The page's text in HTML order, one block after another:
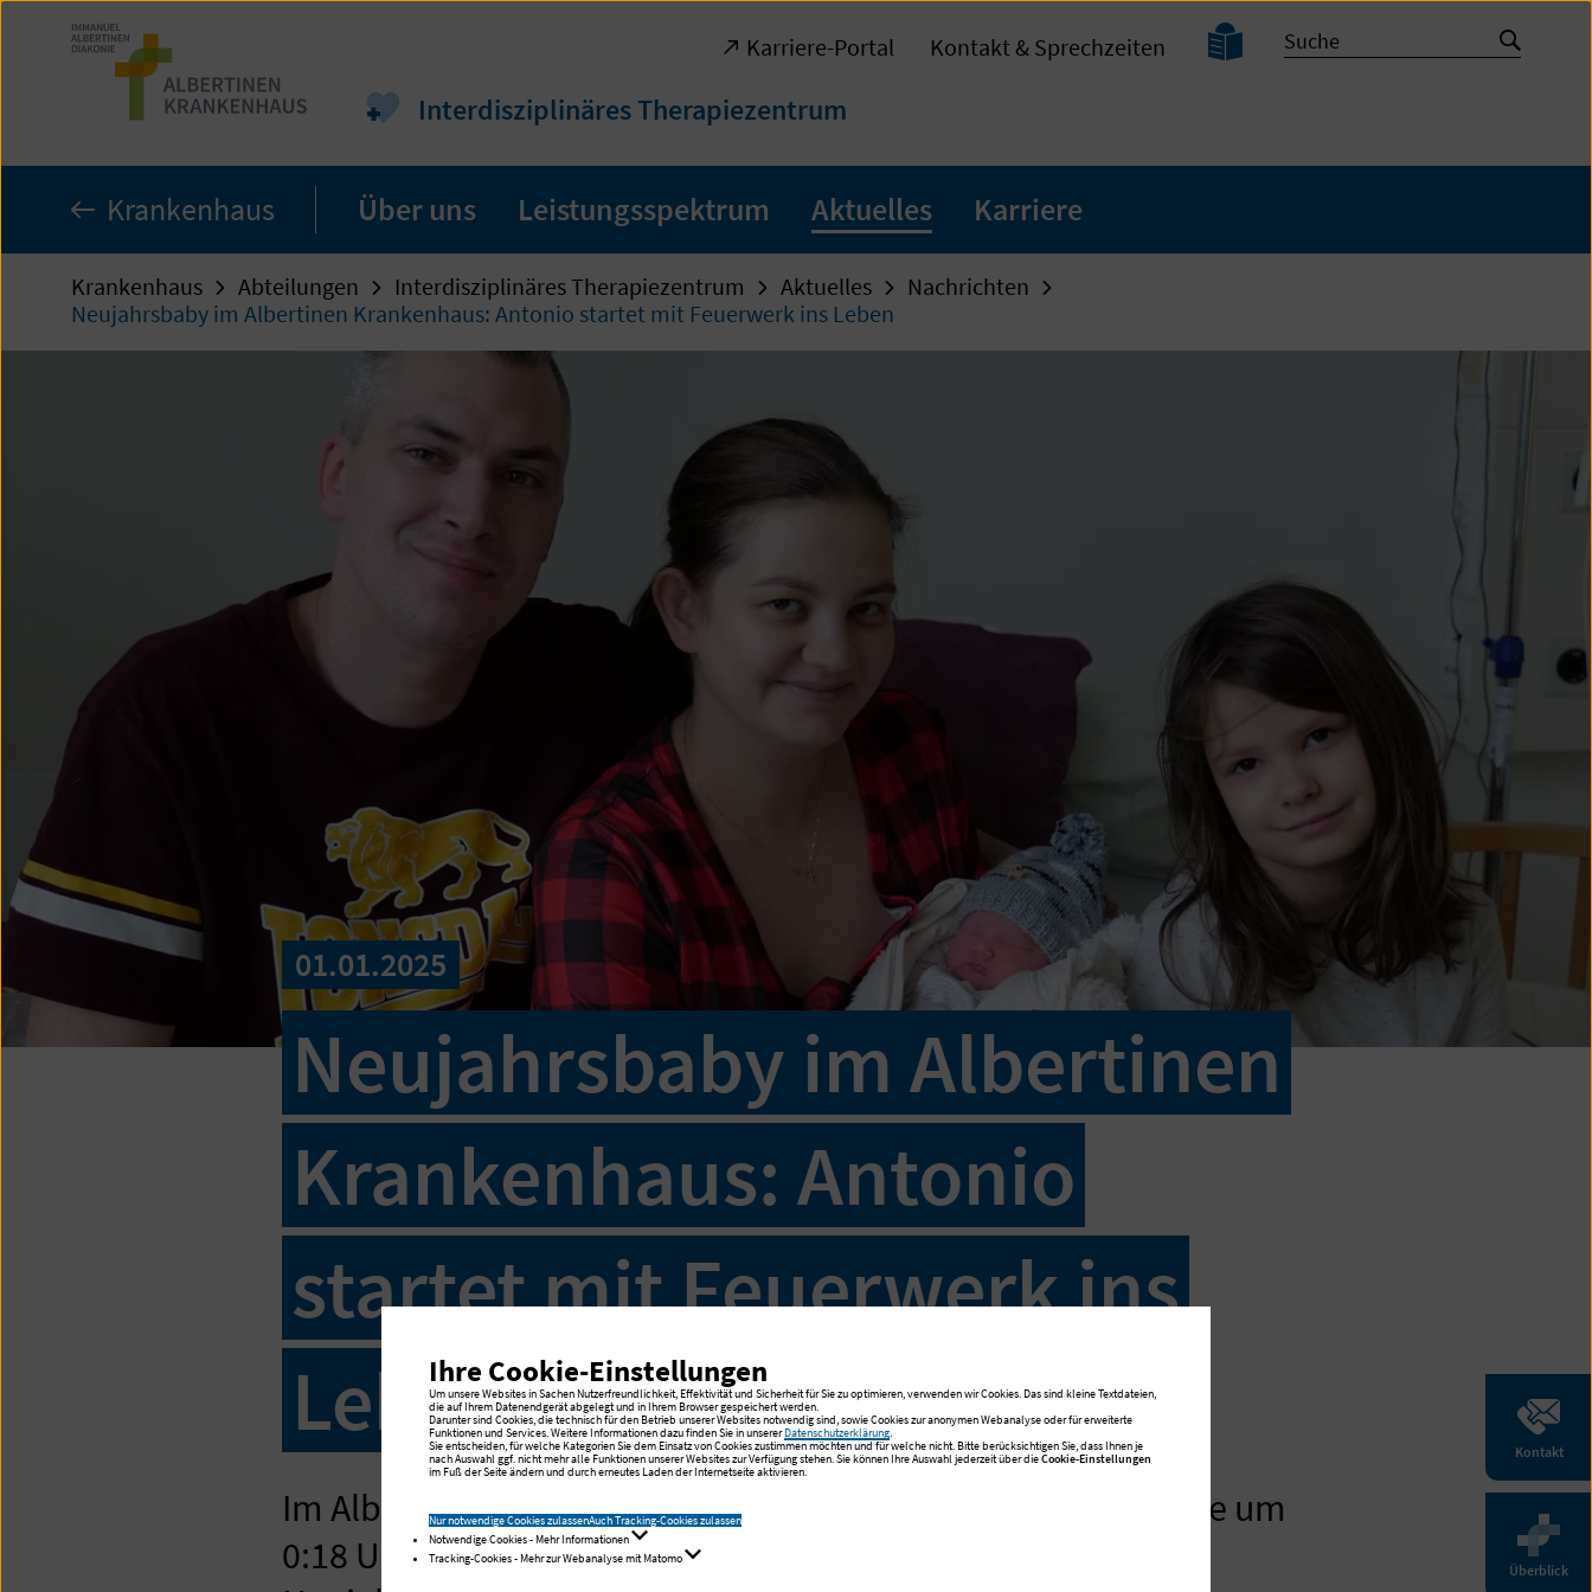
Zum
Seiteninhalt
Interdisziplinäres Therapiezentrum
Karriere-Portal Kontakt & Sprechzeiten
Leichte
Sprache
Suche
Suche
starten
Krankenhaus Über uns Leistungsspektrum Aktuelles Karriere
Kontakt
Überblick
Krankenhaus Abteilungen Interdisziplinäres Therapiezentrum Aktuelles
Nachrichten
Neujahrsbaby im Albertinen Krankenhaus: Antonio startet mit Feuerwerk ins Leben
01.01.2025
Neujahrsbaby im Albertinen
Krankenhaus: Antonio
startet mit Feuerwerk ins
Leben
Im Albertinen Krankenhaus in Hamburg-Schnelsen erblickte um
0:18 Uhr der kleine Antonio das Licht der Welt – ein
Ihre Cookie-Einstellungen
Um unsere Websites in Sachen Nutzerfreundlichkeit, Effektivität und Sicherheit für Sie zu optimieren, verwenden wir Cookies. Das sind kleine Textdateien,
die auf Ihrem Datenendgerät abgelegt und in Ihrem Browser gespeichert werden.
Darunter sind Cookies, die technisch für den Betrieb unserer Websites notwendig sind, sowie Cookies zur anonymen Webanalyse oder für erweiterte
Funktionen und Services. Weitere Informationen dazu finden Sie in unsererDatenschutzerklärung
Sie entscheiden, für welche Kategorien Sie dem Einsatz von Cookies zustimmen möchten und für welche nicht. Bitte berücksichtigen Sie, dass Ihnen je
nach Auswahl ggf. nicht mehr alle Funktionen unserer Websites zur Verfügung stehen. Sie können Ihre Auswahl jederzeit über dieCookie-Einstellungen
im Fuß der Seite ändern und durch erneutes Laden der Internetseite aktivieren.
Nur notwendige Cookies zulassenAuch Tracking-Cookies zulassen
Notwendige Cookies - Mehr Informationen
Tracking-Cookies - Mehr zur Webanalyse mit Matomo